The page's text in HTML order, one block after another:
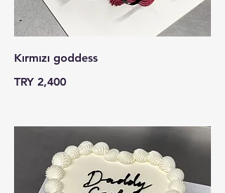
Kırmızı goddess
TRY 2,400